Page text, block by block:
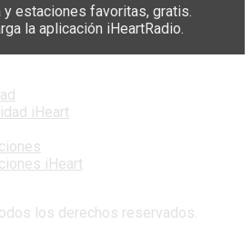
y estaciones favoritas, gratis.
la aplicación iHeartRadio.
iHeart
iHeart
los derechos reservados.